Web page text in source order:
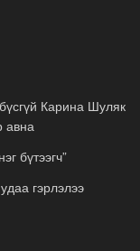
Карина Шуляк
авна
бүтээгч”
гэрлэлээ